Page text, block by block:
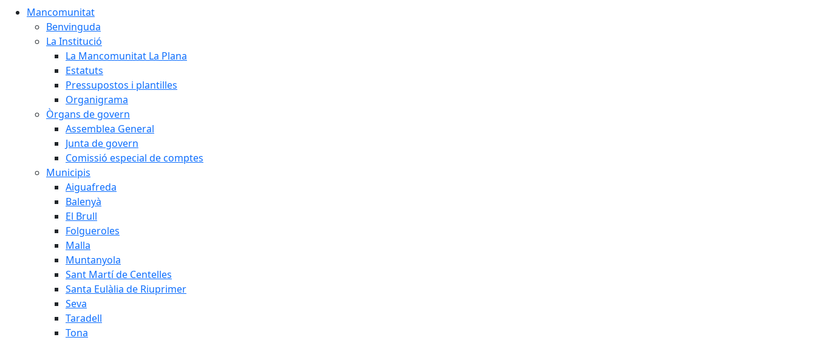
Mancomunitat
Benvinguda
La Institució
La Mancomunitat La Plana
Estatuts
Pressupostos i plantilles
Organigrama
Òrgans de govern
Assemblea General
Junta de govern
Comissió especial de comptes
Municipis
Aiguafreda
Balenyà
El Brull
Folgueroles
Malla
Muntanyola
Sant Martí de Centelles
Santa Eulàlia de Riuprimer
Seva
Taradell
Tona